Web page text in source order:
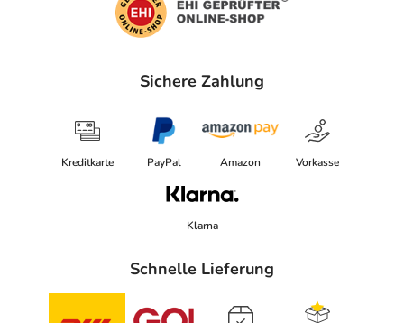
Sichere Zahlung
Kreditkarte PayPal Amazon Vorkasse
Klarna
Schnelle Lieferung